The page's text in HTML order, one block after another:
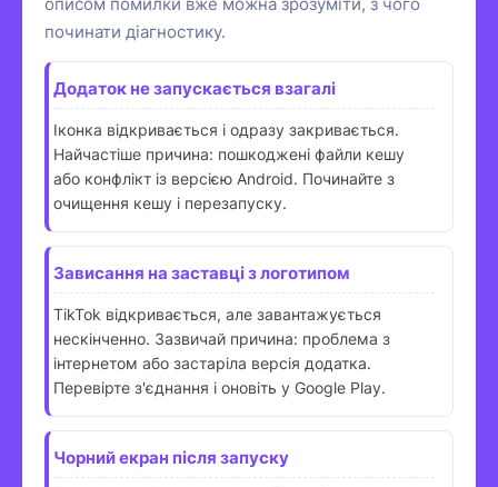
починати діагностику.
Додаток не запускається взагалі
Іконка відкривається і одразу закривається.
Найчастіше причина: пошкоджені файли кешу
або конфлікт із версією Android. Починайте з
очищення кешу і перезапуску.
Зависання на заставці з логотипом
TikTok відкривається, але завантажується
нескінченно. Зазвичай причина: проблема з
інтернетом або застаріла версія додатка.
Перевірте з'єднання і оновіть у Google Play.
Чорний екран після запуску